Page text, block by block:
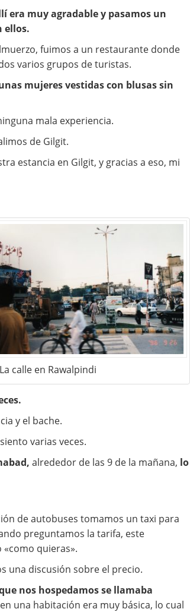
era muy agradable y pasamos un
ellos.
fuimos a un restaurante donde
varios grupos de turistas.
mujeres vestidas con blusas sin
mala experiencia.
de Gilgit.
estancia en Gilgit, y gracias a eso, mi
La calle en Rawalpindi
y el bache.
varias veces.
alrededor de las 9 de la mañana, lo
de autobuses tomamos un taxi para
preguntamos la tarifa, este
quieras».
una discusión sobre el precio.
nos hospedamos se llamaba
una habitación era muy básica, lo cual